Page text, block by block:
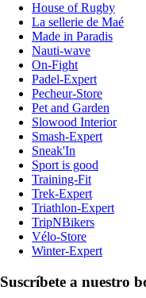
House of Rugby
La sellerie de Maé
Made in Paradis
Nauti-wave
On-Fight
Padel-Expert
Pecheur-Store
Pet and Garden
Slowood Interior
Smash-Expert
Sneak'In
Sport is good
Training-Fit
Trek-Expert
Triathlon-Expert
TripNBikers
Vélo-Store
Winter-Expert
Suscríbete a nuestro